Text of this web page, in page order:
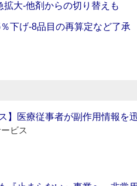
大‐他剤からの切り替えも
下げ‐8品目の再算定など了承
】医療従事者が副作用情報を
ビス